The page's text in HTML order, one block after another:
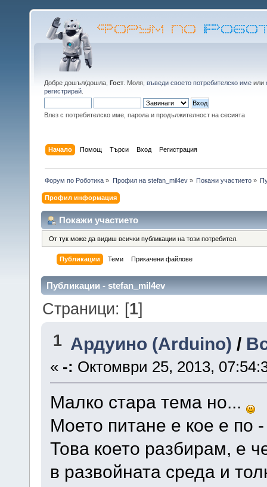
Добре дошъл/дошла, Гост . Моля, въведи своето потребителско име или
регистрирай
Влез с потребителско име, парола и продължителност на сесията
Начало Помощ Търси Вход Регистрация
Форум по Роботика » Профил на stefan_mil4ev» Покажи участието»
Профил информация
Покажи участието
От тук може да видиш всички публикации на този потребител.
Публикации Теми Прикачени файлове
Публикации - stefan_mil4ev
Страници: [1]
1 Ардуино (Arduino) /
« -: Октомври 25, 2013,
Малко стара тема но...
Моето питане е кое е по
Това което разбирам, е
в развойната среда и